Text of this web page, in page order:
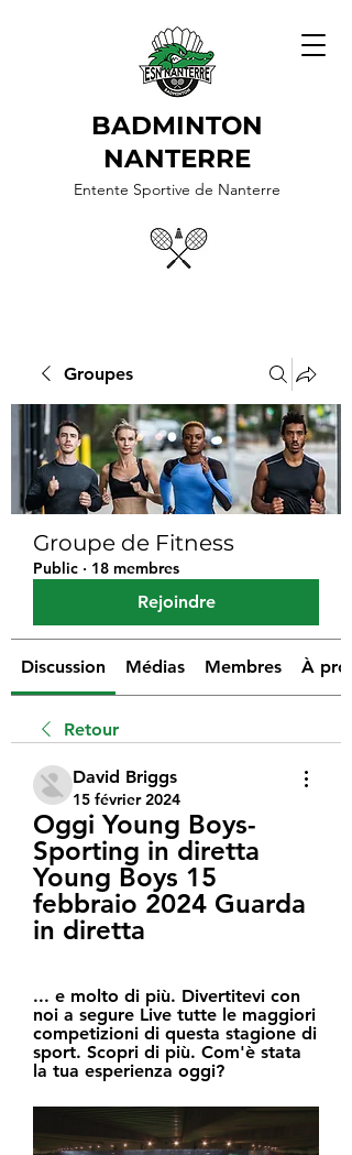
BADMINTON
NANTERRE
Entente Sportive de Nanterre
Groupes
Groupe de Fitness
Public · 18 membres
Rejoindre
Discussion Médias Membres À
Retour
David Briggs
15 février 2024
Oggi Young Boys-
Sporting in diretta
Young Boys 15
febbraio 2024 Guarda
in diretta
... e molto di più. Divertitevi con
noi a segure Live tutte le maggiori
competizioni di questa stagione di
sport. Scopri di più. Com'è stata
la tua esperienza oggi?